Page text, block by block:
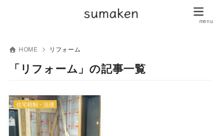
HOME リフォーム
「リフォーム」の記事一覧
住宅税制・法律